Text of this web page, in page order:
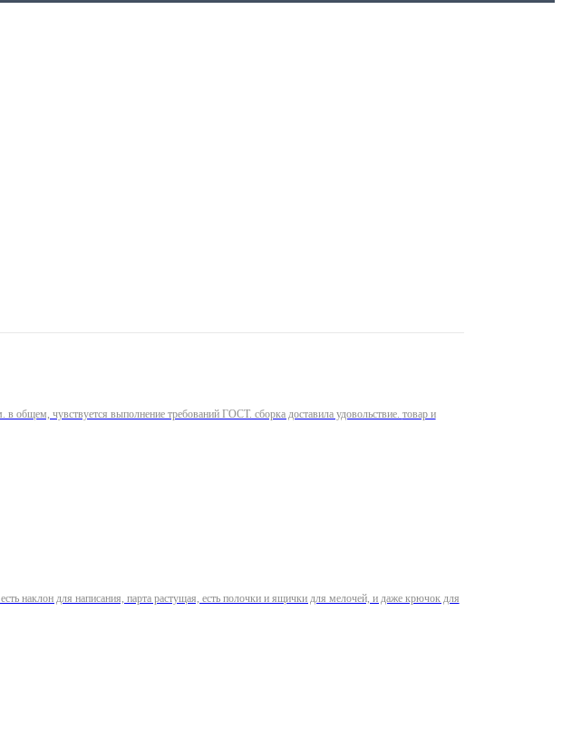
чувствуется выполнение требований ГОСТ. сборка доставила удовольствие. товар и
наклон для написания, парта растущая, есть полочки и ящички для мелочей, и даже крючок для